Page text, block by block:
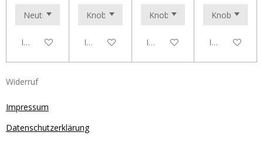
In den WarenkorbIn den WarenkorbIn den WarenkorbIn den
Widerruf
Impressum
Datenschutzerklärung